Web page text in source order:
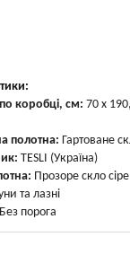
коробці, см: 70 х
полотна: Гартоване
TESLI (Україна)
Прозоре скло сіре
та лазні
Без порога